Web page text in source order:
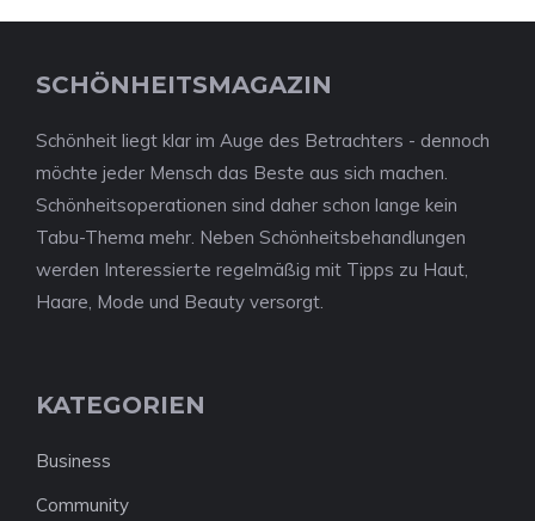
SCHÖNHEITSMAGAZIN
Schönheit liegt klar im Auge des Betrachters - dennoch
möchte jeder Mensch das Beste aus sich machen.
Schönheitsoperationen sind daher schon lange kein
Tabu-Thema mehr. Neben Schönheitsbehandlungen
werden Interessierte regelmäßig mit Tipps zu Haut,
Haare, Mode und Beauty versorgt.
KATEGORIEN
Business
Community